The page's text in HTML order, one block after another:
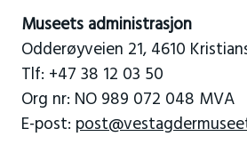
Museets administrasjon
Odderøyveien 21, 4610
Tlf: +47 38 12 03 50
Org nr: NO 989 072 048 MVA
E-post: